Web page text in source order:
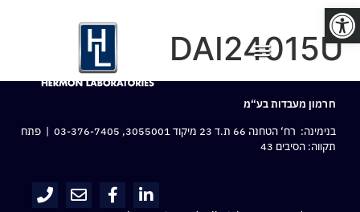
פתח סרגל נגישות
DAI24015U
חרמון מעבדות בע“מ
בנימינה: רח‘ הטחנה 66 ת.ד 23 מיקוד 3055001,
03-376-7405 | פתח
תקווה: הסיבים 43